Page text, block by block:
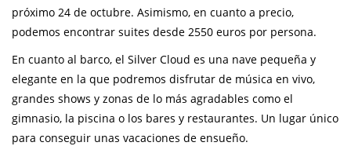
próximo 24 de octubre. Asimismo, en cuanto a precio,
podemos encontrar suites desde 2550 euros por persona.
En cuanto al barco, el Silver Cloud es una nave pequeña y
elegante en la que podremos disfrutar de música en vivo,
grandes shows y zonas de lo más agradables como el
gimnasio, la piscina o los bares y restaurantes. Un lugar único
para conseguir unas vacaciones de ensueño.